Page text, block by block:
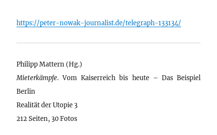
https://peter-nowak-journalist.de/telegraph-133134/
Philipp Mattern (Hg.)
Mieterkämpfe. Vom Kaiserreich bis heute – Das Beispiel
Berlin
Realität der Utopie 3
212 Seiten, 30 Fotos